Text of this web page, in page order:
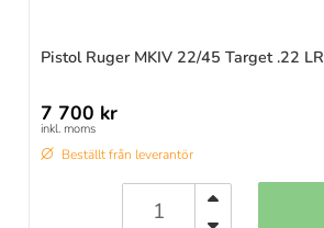
Pistol Ruger MKIV 22/45 Target .22 LR
7 700 kr
inkl. moms
Beställt från leverantör